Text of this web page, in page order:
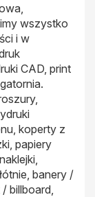
wszystko
i w
CAD, print
koperty z
papiery
banery /
billboard,